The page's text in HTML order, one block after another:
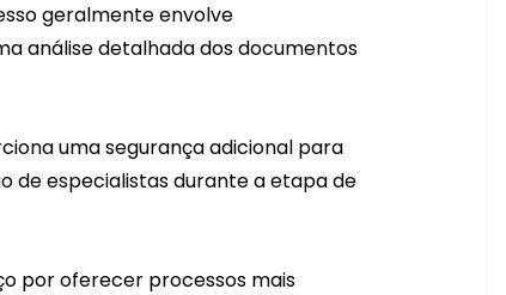
geralmente envolve
análise detalhada dos documentos
uma segurança adicional para
de especialistas durante a etapa de
por oferecer processos mais